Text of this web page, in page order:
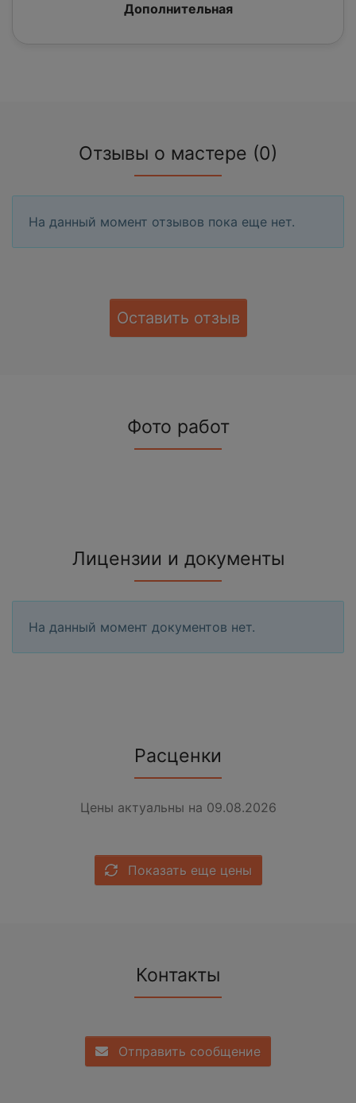
Дополнительная
Отзывы о мастере (0)
На данный момент отзывов пока еще нет.
Оставить отзыв
Фото работ
Лицензии и документы
На данный момент документов нет.
Расценки
Цены актуальны на 09.08.2026
Показать еще цены
Контакты
Отправить сообщение